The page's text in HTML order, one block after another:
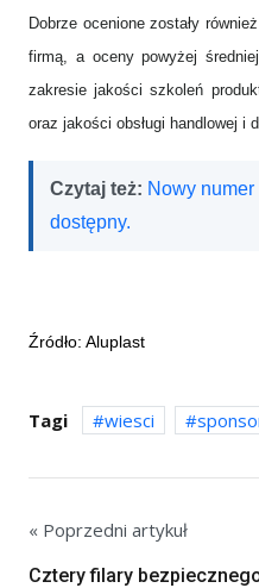
Dobrze ocenione zostały
firmą, a oceny powyżej
zakresie jakości szkoleń
oraz jakości obsługi handlowej i
Czytaj też: Nowy
dostępny.
Źródło: Aluplast
Tagi wiesci
« Poprzedni artykuł
Cztery filary